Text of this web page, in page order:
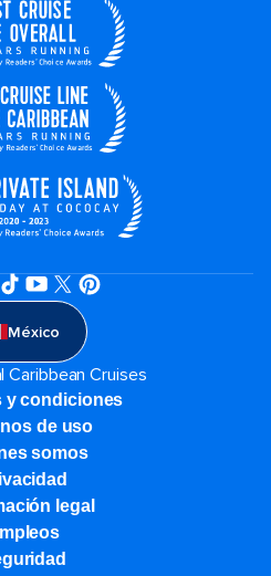
México
Cruises
y condiciones
de uso
somos
legal